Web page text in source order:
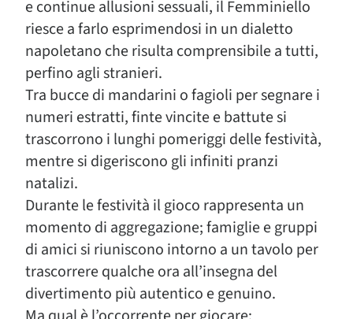
e continue allusioni sessuali, il Femminiello
riesce a farlo esprimendosi in un dialetto
napoletano che risulta comprensibile a tutti,
perfino agli stranieri.
Tra bucce di mandarini o fagioli per segnare i
numeri estratti, finte vincite e battute si
trascorrono i lunghi pomeriggi delle festività,
mentre si digeriscono gli infiniti pranzi
natalizi.
Durante le festività il gioco rappresenta un
momento di aggregazione; famiglie e gruppi
di amici si riuniscono intorno a un tavolo per
trascorrere qualche ora all’insegna del
divertimento più autentico e genuino.